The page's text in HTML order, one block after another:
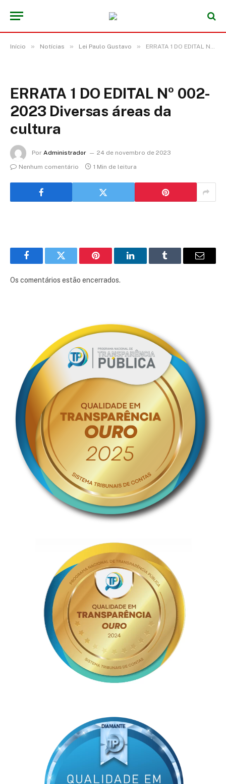
Início » Notícias » Lei Paulo Gustavo » ERRATA 1 DO EDITAL Nº 002-2023 Diversas áreas da cultura
ERRATA 1 DO EDITAL Nº 002-
2023 Diversas áreas da
cultura
Por Administrador
24 de novembro de 2023
Nenhum comentário
1 Min de leitura
FacebookTwitter Pinterest LinkedInTumblr
E-
Os comentários estão encerrados.